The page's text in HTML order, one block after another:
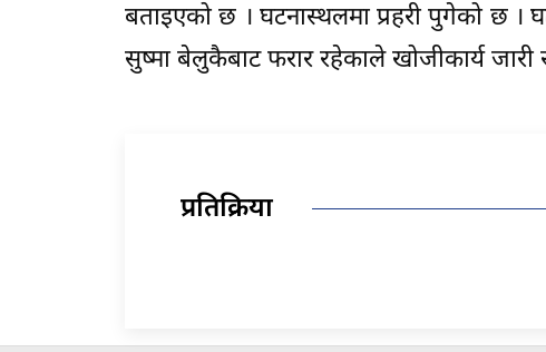
बताइएको छ । घटनास्थलमा प्रहरी पुगेको छ ।
सुष्मा बेलुकैबाट फरार रहेकाले खोजीकार्य जारी
प्रतिक्रिया